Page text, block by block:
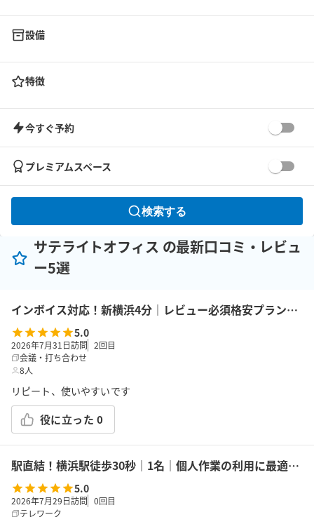
設備
特徴
今すぐ予約
プレミアムスペース
検索する
サテライトオフィス の最新口コミ・レビュ
ー5選
インボイス対応！新横浜4分｜レビュー必須格安プラン｜14席｜土足OK｜Wi-Fi｜43型モニター｜ボドゲ｜面接・勉強｜トイレは女性に嬉しいお部屋外男女別
5.0
2026年7月31日訪問 2回目
会議・打ち合わせ
8人
リピート、使いやすいです
役に立った 0
駅直結！横浜駅徒歩30秒｜1名｜個人作業の利用に最適！エキニア横浜｜5階ハマポート「コワーキングスペース」B
5.0
2026年7月29日訪問 0回目
テレワーク